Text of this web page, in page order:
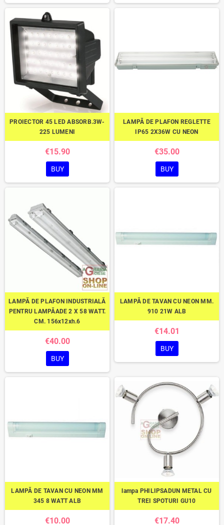
PROIECTOR 45 LED ABSORB.3W-
225 LUMENI
€15.90
BUY
LAMPĂ DE PLAFON REGLETTE
IP65 2X36W CU NEON
€35.00
BUY
LAMPĂ DE PLAFON INDUSTRIALĂ
PENTRU LAMPĂADE 2 X 58 WATT.
CM. 156x12xh.6
€40.00
BUY
LAMPĂ DE TAVAN CU NEON MM.
910 21W ALB
€14.01
BUY
LAMPĂ DE TAVAN CU NEON MM
345 8 WATT ALB
€10.00
lampa PHILIPSADUN METAL CU
TREI SPOTURI GU10
€17.40